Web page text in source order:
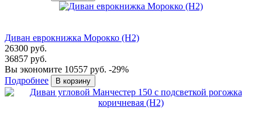
Диван еврокнижка Морокко (Н2)
26300 руб.
36857 руб.
Вы экономите 10557 руб. -29%
Подробнее